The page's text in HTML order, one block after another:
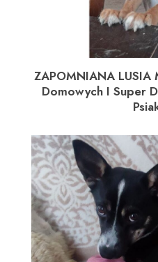
ZAPOMNIANA LUSIA
Domowych I Super